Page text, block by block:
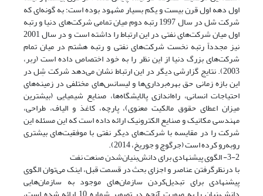
اول دهه اول قرن بیست و یکم بسیار مشهود بوده است؛ به گونه‌ای که
شرکت شل در سال 1997 رتبه دوم میان تمامی شرکت‌های دنیا و رتبه
اول میان شرکت‌های نفتی در این ارتباط را داشته است و در سال 2001
نیز مجدداً رتبه نخست شرکت‌های نفتی و رتبه هشتم در میان تمام
شرکت‌های بزرگ دنیا از این نظر را به خود اختصاص داده است (ربر،
2003). نتایج گزارشی دیگر در این ارتباط نشان می‌دهد شرکت شِل در
این بازه زمانی حق بهره‌برداری‌ها و لیسانس‌های مختلفی در زمینه‌های
احتیاجات انسانی، راه‌اندازی پالایشگاه‌ها، صنایع شیمیایی (بیشترین
میزان اعطای حقوق مالکیت معنوی)، پارچه، کاغذ و الیاف، طراحی،
مهندسی مکانیک و صنایع الکترونیک ارائه داده است که این مسئله این
شرکت را در مقایسه با شرکت‌های دیگر نفتی با موفقیت‌های بیشتری
روبه‌رو کرده است (جرگوچ و جوریخ، 2014).
3-2- الگوی پیشنهادی برای دانش‌بنیان‌شدن صنعت نفت
با درنظرگرفتن عناصر و اجزای بحث در قسمت قبل، اینک می‌توان الگوی
پیشنهادی برای تبدیل‌کردن سازمان‌های موجود به سازمان‌هایی